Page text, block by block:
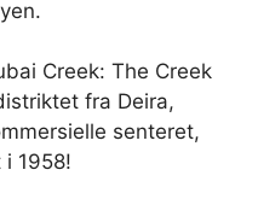
Creek: The Creek
fra Deira,
senteret,
1958!